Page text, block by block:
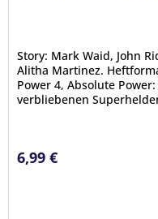
Story: Mark Waid, John
Alitha Martinez.
Power 4, Absolute
verbliebenen
6,99 €